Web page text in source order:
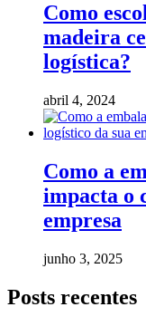
Como
madeira
logística?
abril 4, 2024
Como a
impacta o
empresa
junho 3, 2025
Posts recentes